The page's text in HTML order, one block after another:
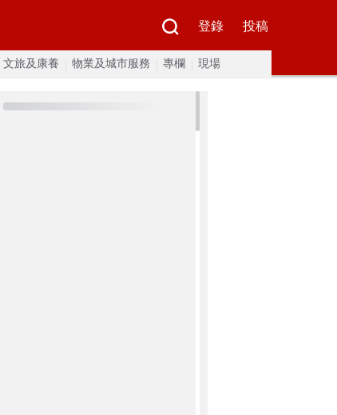
登錄 投稿
文旅及康養 物業及城市服務 專欄 現場